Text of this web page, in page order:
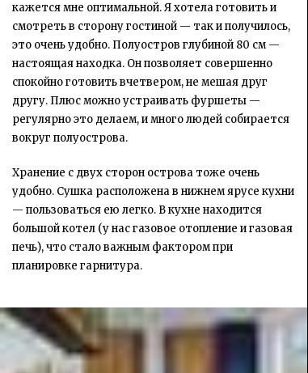
кажется мне оптимальной. Я хотела готовить и
смотреть в сторону гостиной — так и получилось,
это очень удобно. Полуостров глубиной 80 см —
настоящая находка. Он позволяет совершенно
спокойно готовить вчетвером, не мешая друг
другу. Плюс можно устраивать фуршеты —
регулярно это делаем, и много людей собирается
вокруг полуострова.
Хранение с двух сторон острова тоже очень
удобно. Сушка расположена в нижнем ярусе кухни
— пользоваться ею легко. В кухне находится
большой котел (у нас газовое отопление и газовая
печь), что стало важным фактором при
планировке гарнитура.